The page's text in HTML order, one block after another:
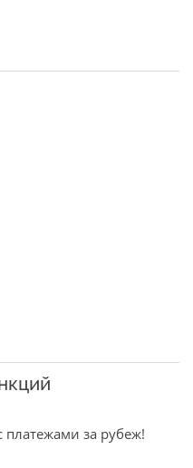
за рубеж!